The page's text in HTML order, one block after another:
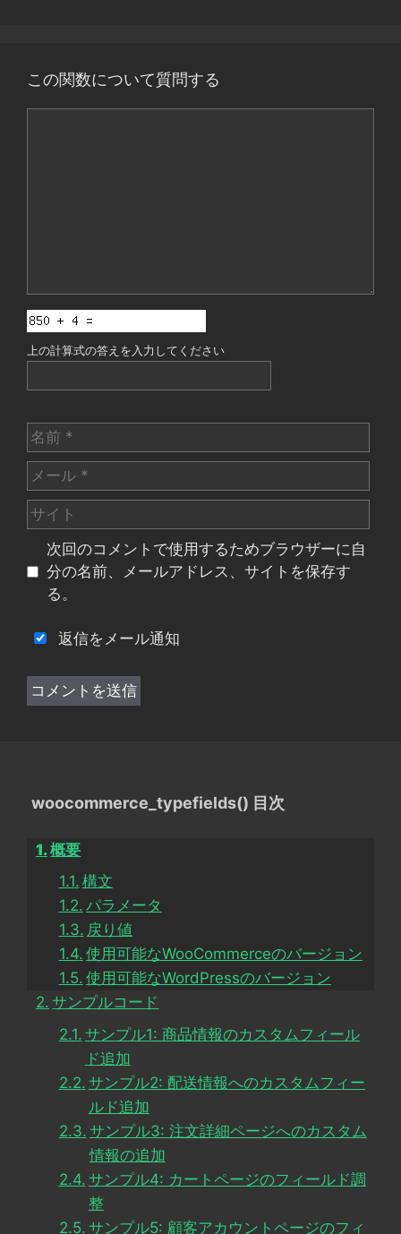
この関数について質問する
上の計算式の答えを入力してください
名
前
メ
ー
ル
サ
イ
次回のコメントで使用するためブラウザーに自
分の名前、メールアドレス、サイトを保存す
る。
返信をメール通知
woocommerce_typefields() 目次
概要
構文
パラメータ
戻り値
使用可能なWooCommerceのバージョン
使用可能なWordPressのバージョン
サンプルコード
サンプル1: 商品情報のカスタムフィール
ド追加
サンプル2: 配送情報へのカスタムフィー
ルド追加
サンプル3: 注文詳細ページへのカスタム
情報の追加
サンプル4: カートページのフィールド調
整
サンプル5: 顧客アカウントページのフィ